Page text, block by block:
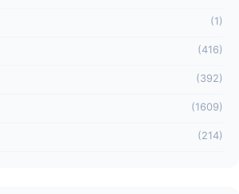
(1)
(416)
(392)
(1609)
(214)